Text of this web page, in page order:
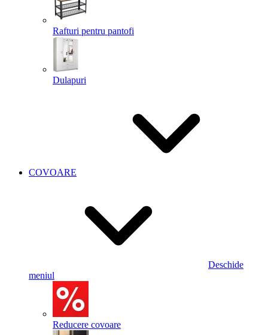
Rafturi pentru pantofi
Dulapuri
COVOARE
Deschide
meniul
Reducere covoare